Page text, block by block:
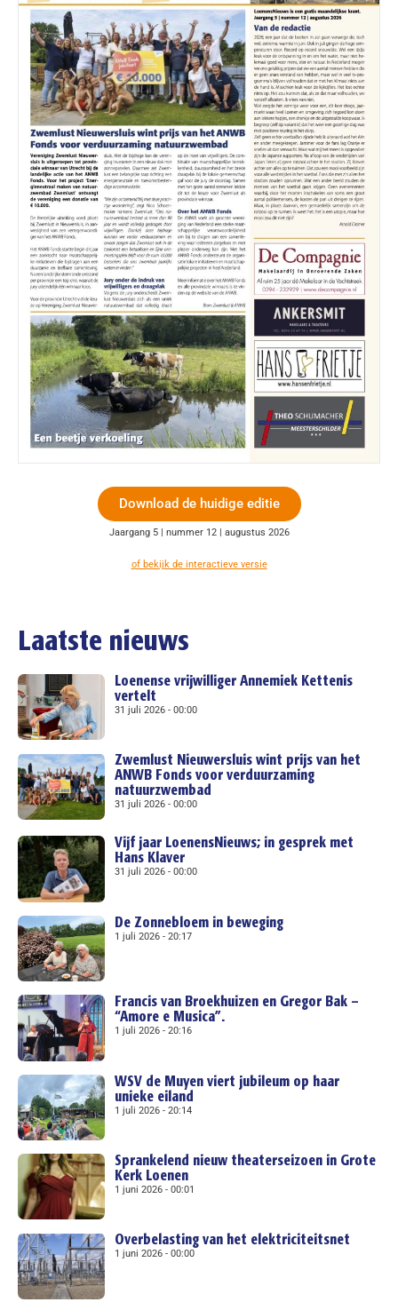
Download de huidige editie
Jaargang 5 | nummer 12 | augustus 2026
of bekijk de interactieve versie
Laatste nieuws
Loenense vrijwilliger Annemiek Kettenis
vertelt
31 juli 2026 00:00
Zwemlust Nieuwersluis wint prijs van het
ANWB Fonds voor verduurzaming
natuurzwembad
31 juli 2026 00:00
Vijf jaar LoenensNieuws; in gesprek met
Hans Klaver
31 juli 2026 00:00
De Zonnebloem in beweging
1 juli 2026 20:17
Francis van Broekhuizen en Gregor Bak –
“Amore e Musica”.
1 juli 2026 20:16
WSV de Muyen viert jubileum op haar
unieke eiland
1 juli 2026 20:14
Sprankelend nieuw theaterseizoen in Grote
Kerk Loenen
1 juni 2026 00:01
Overbelasting van het elektriciteitsnet
1 juni 2026 00:00